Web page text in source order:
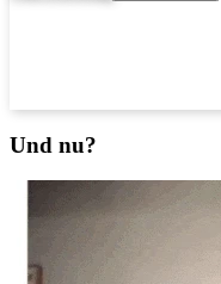
Und nu?